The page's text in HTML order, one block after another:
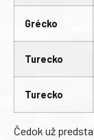
Grécko
Turecko
Turecko
Čedok už